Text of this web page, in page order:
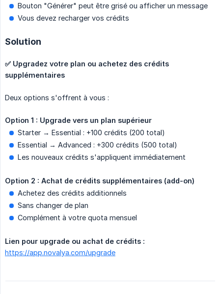
Bouton "Générer" peut être grisé ou afficher un message
Vous devez recharger vos crédits
Solution
✅ Upgradez votre plan ou achetez des crédits
supplémentaires
Deux options s'offrent à vous :
Option 1 : Upgrade vers un plan supérieur
Starter → Essential : +100 crédits (200 total)
Essential → Advanced : +300 crédits (500 total)
Les nouveaux crédits s'appliquent immédiatement
Option 2 : Achat de crédits supplémentaires (add-on)
Achetez des crédits additionnels
Sans changer de plan
Complément à votre quota mensuel
Lien pour upgrade ou achat de crédits :
https://app.novalya.com/upgrade